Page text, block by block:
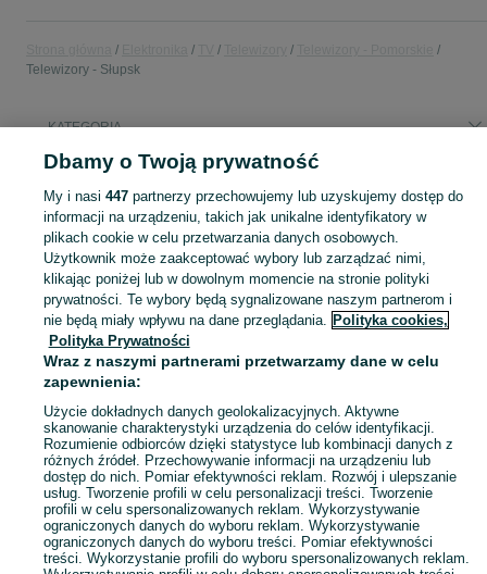
Telewizory - Słupsk
KATEGORIA
Popularne wyszukiwania
telewizor smart tv
Zobacz
Mapa kategorii
Mapa miejscowości
Mapa ministron
Popularne wyszukiwania
Dbamy o Twoją prywatność
My i nasi 447partnerzy przechowujemy lub uzyskujemy dostęp do
informacji na urządzeniu, takich jak unikalne identyfikatory w
plikach cookie w celu przetwarzania danych osobowych.
Użytkownik może zaakceptować wybory lub zarządzać nimi,
klikając poniżej lub w dowolnym momencie na stronie polityki
prywatności. Te wybory będą sygnalizowane naszym partnerom i
nie będą miały wpływu na dane przeglądania. Polityka cookies,
Polityka Prywatności
Wraz z naszymi partnerami przetwarzamy dane w celu
zapewnienia:
Użycie dokładnych danych geolokalizacyjnych. Aktywne
skanowanie charakterystyki urządzenia do celów identyfikacji.
Rozumienie odbiorców dzięki statystyce lub kombinacji danych z
różnych źródeł. Przechowywanie informacji na urządzeniu lub
dostęp do nich. Pomiar efektywności reklam. Rozwój i ulepszanie
usług. Tworzenie profili w celu personalizacji treści. Tworzenie
profili w celu spersonalizowanych reklam. Wykorzystywanie
ograniczonych danych do wyboru reklam. Wykorzystywanie
ograniczonych danych do wyboru treści. Pomiar efektywności
treści. Wykorzystanie profili do wyboru spersonalizowanych reklam.